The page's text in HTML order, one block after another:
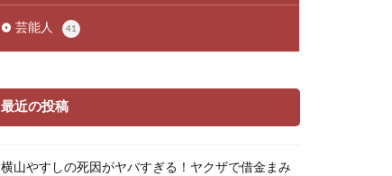
芸能人 41
最近の投稿
横山やすしの死因がヤバすぎる！ヤクザで借金まみ